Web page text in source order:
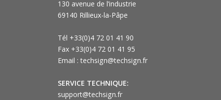
130 avenue de l’industrie
69140 Rillieux-la-Pâpe
Tél +33(0)4 72 01 41 90
Fax +33(0)4 72 01 41 95
Email : techsign@techsign.fr
SERVICE TECHNIQUE:
support@techsign.fr